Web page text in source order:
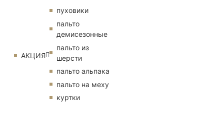
АКЦИЯ
пуховики
пальто
демисезонные
пальто из
шерсти
пальто альпака
пальто на меху
куртки